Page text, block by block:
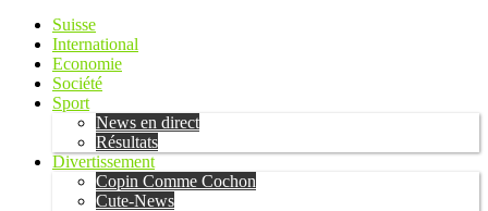
Suisse
International
Economie
Société
Sport
News en direct
Résultats
Divertissement
Copin Comme Cochon
Cute-News